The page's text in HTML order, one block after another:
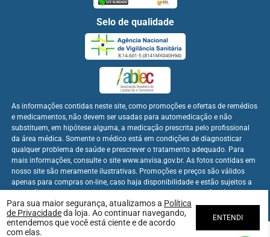
Para sua maior segurança, atualizamos a Política
de Privacidadeda loja. Ao continuar navegando,
entendemos que você está ciente e de acordo
com elas.
ENTENDI
Selo de qualidade
As informações contidas neste site, como promoções e ofertas de remédios
e medicamentos, não devem ser usadas para automedicação e não
substituem, em hipótese alguma, a medicação prescrita pelo profissional
da área médica. Somente o médico está em condições de diagnosticar
qualquer problema de saúde e prescrever o tratamento adequado. Para
mais informações, consulte o site www.anvisa.gov.br. As fotos contidas em
nosso site são meramente ilustrativas. Promoções e preços são válidos
apenas para compras on-line, caso haja disponibilidade e estão sujeitos a
apenas para compras on-line.